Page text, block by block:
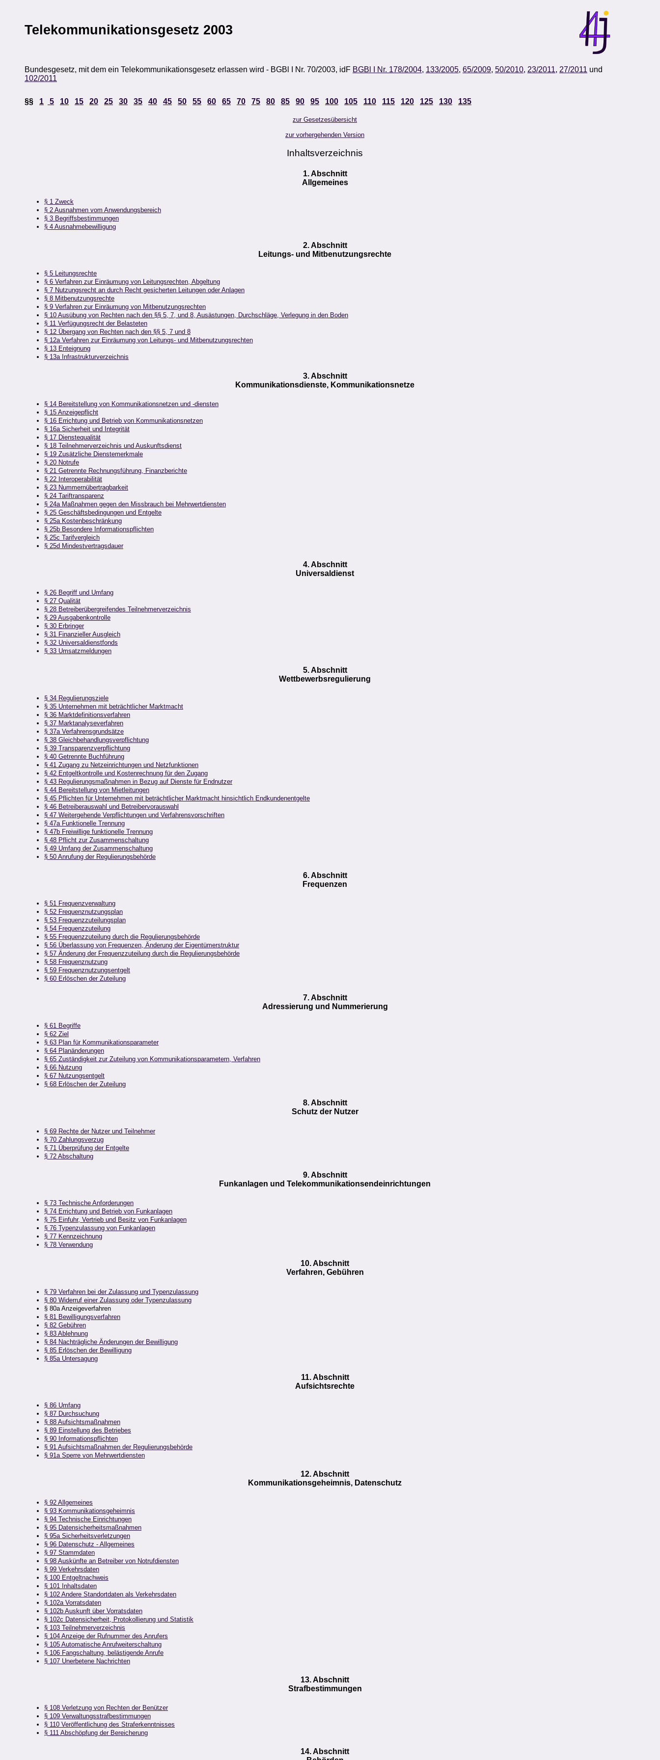
Telekommunikationsgesetz 2003
Bundesgesetz, mit dem ein Telekommunikationsgesetz erlassen wird - BGBl I Nr. 70/2003, idF BGBl I Nr. 178/2004, 133/2005, 65/2009, 50/2010, 23/2011, 27/2011 und
102/2011
§§ 1 5 10 15 20 25 30 35 40 45 50 55 60 65 70 75 80 85 90 95 100 105 110 115 120 125 130 135
zur Gesetzesübersicht
zur vorhergehenden Version
Inhaltsverzeichnis
1. Abschnitt
Allgemeines
§ 1 Zweck
§ 2 Ausnahmen vom Anwendungsbereich
§ 3 Begriffsbestimmungen
§ 4 Ausnahmebewilligung
2. Abschnitt
Leitungs- und Mitbenutzungsrechte
§ 5 Leitungsrechte
§ 6 Verfahren zur Einräumung von Leitungsrechten, Abgeltung
§ 7 Nutzungsrecht an durch Recht gesicherten Leitungen oder Anlagen
§ 8 Mitbenutzungsrechte
§ 9 Verfahren zur Einräumung von Mitbenutzungsrechten
§ 10 Ausübung von Rechten nach den §§ 5, 7, und 8, Ausästungen, Durchschläge, Verlegung in den Boden
§ 11 Verfügungsrecht der Belasteten
§ 12 Übergang von Rechten nach den §§ 5, 7 und 8
§ 12a Verfahren zur Einräumung von Leitungs- und Mitbenutzungsrechten
§ 13 Enteignung
§ 13a Infrastrukturverzeichnis
3. Abschnitt
Kommunikationsdienste, Kommunikationsnetze
§ 14 Bereitstellung von Kommunikationsnetzen und -diensten
§ 15 Anzeigepflicht
§ 16 Errichtung und Betrieb von Kommunikationsnetzen
§ 16a Sicherheit und Integrität
§ 17 Dienstequalität
§ 18 Teilnehmerverzeichnis und Auskunftsdienst
§ 19 Zusätzliche Dienstemerkmale
§ 20 Notrufe
§ 21 Getrennte Rechnungsführung, Finanzberichte
§ 22 Interoperabilität
§ 23 Nummernübertragbarkeit
§ 24 Tariftransparenz
§ 24a Maßnahmen gegen den Missbrauch bei Mehrwertdiensten
§ 25 Geschäftsbedingungen und Entgelte
§ 25a Kostenbeschränkung
§ 25b Besondere Informationspflichten
§ 25c Tarifvergleich
§ 25d Mindestvertragsdauer
4. Abschnitt
Universaldienst
§ 26 Begriff und Umfang
§ 27 Qualität
§ 28 Betreiberübergreifendes Teilnehmerverzeichnis
§ 29 Ausgabenkontrolle
§ 30 Erbringer
§ 31 Finanzieller Ausgleich
§ 32 Universaldienstfonds
§ 33 Umsatzmeldungen
5. Abschnitt
Wettbewerbsregulierung
§ 34 Regulierungsziele
§ 35 Unternehmen mit beträchtlicher Marktmacht
§ 36 Marktdefinitionsverfahren
§ 37 Marktanalyseverfahren
§ 37a Verfahrensgrundsätze
§ 38 Gleichbehandlungsverpflichtung
§ 39 Transparenzverpflichtung
§ 40 Getrennte Buchführung
§ 41 Zugang zu Netzeinrichtungen und Netzfunktionen
§ 42 Entgeltkontrolle und Kostenrechnung für den Zugang
§ 43 Regulierungsmaßnahmen in Bezug auf Dienste für Endnutzer
§ 44 Bereitstellung von Mietleitungen
§ 45 Pflichten für Unternehmen mit beträchtlicher Marktmacht hinsichtlich Endkundenentgelte
§ 46 Betreiberauswahl und Betreibervorauswahl
§ 47 Weitergehende Verpflichtungen und Verfahrensvorschriften
§ 47a Funktionelle Trennung
§ 47b Freiwillige funktionelle Trennung
§ 48 Pflicht zur Zusammenschaltung
§ 49 Umfang der Zusammenschaltung
§ 50 Anrufung der Regulierungsbehörde
6. Abschnitt
Frequenzen
§ 51 Frequenzverwaltung
§ 52 Frequenznutzungsplan
§ 53 Frequenzzuteilungsplan
§ 54 Frequenzzuteilung
§ 55 Frequenzzuteilung durch die Regulierungsbehörde
§ 56 Überlassung von Frequenzen, Änderung der Eigentümerstruktur
§ 57 Änderung der Frequenzzuteilung durch die Regulierungsbehörde
§ 58 Frequenznutzung
§ 59 Frequenznutzungsentgelt
§ 60 Erlöschen der Zuteilung
7. Abschnitt
Adressierung und Nummerierung
§ 61 Begriffe
§ 62 Ziel
§ 63 Plan für Kommunikationsparameter
§ 64 Planänderungen
§ 65 Zuständigkeit zur Zuteilung von Kommunikationsparametern, Verfahren
§ 66 Nutzung
§ 67 Nutzungsentgelt
§ 68 Erlöschen der Zuteilung
8. Abschnitt
Schutz der Nutzer
§ 69 Rechte der Nutzer und Teilnehmer
§ 70 Zahlungsverzug
§ 71 Überprüfung der Entgelte
§ 72 Abschaltung
9. Abschnitt
Funkanlagen und Telekommunikationsendeinrichtungen
§ 73 Technische Anforderungen
§ 74 Errichtung und Betrieb von Funkanlagen
§ 75 Einfuhr, Vertrieb und Besitz von Funkanlagen
§ 76 Typenzulassung von Funkanlagen
§ 77 Kennzeichnung
§ 78 Verwendung
10. Abschnitt
Verfahren, Gebühren
§ 79 Verfahren bei der Zulassung und Typenzulassung
§ 80 Widerruf einer Zulassung oder Typenzulassung
§ 80a Anzeigeverfahren
§ 81 Bewilligungsverfahren
§ 82 Gebühren
§ 83 Ablehnung
§ 84 Nachträgliche Änderungen der Bewilligung
§ 85 Erlöschen der Bewilligung
§ 85a Untersagung
11. Abschnitt
Aufsichtsrechte
§ 86 Umfang
§ 87 Durchsuchung
§ 88 Aufsichtsmaßnahmen
§ 89 Einstellung des Betriebes
§ 90 Informationspflichten
§ 91 Aufsichtsmaßnahmen der Regulierungsbehörde
§ 91a Sperre von Mehrwertdiensten
12. Abschnitt
Kommunikationsgeheimnis, Datenschutz
§ 92 Allgemeines
§ 93 Kommunikationsgeheimnis
§ 94 Technische Einrichtungen
§ 95 Datensicherheitsmaßnahmen
§ 95a Sicherheitsverletzungen
§ 96 Datenschutz - Allgemeines
§ 97 Stammdaten
§ 98 Auskünfte an Betreiber von Notrufdiensten
§ 99 Verkehrsdaten
§ 100 Entgeltnachweis
§ 101 Inhaltsdaten
§ 102 Andere Standortdaten als Verkehrsdaten
§ 102a Vorratsdaten
§ 102b Auskunft über Vorratsdaten
§ 102c Datensicherheit, Protokollierung und Statistik
§ 103 Teilnehmerverzeichnis
§ 104 Anzeige der Rufnummer des Anrufers
§ 105 Automatische Anrufweiterschaltung
§ 106 Fangschaltung, belästigende Anrufe
§ 107 Unerbetene Nachrichten
13. Abschnitt
Strafbestimmungen
§ 108 Verletzung von Rechten der Benützer
§ 109 Verwaltungsstrafbestimmungen
§ 110 Veröffentlichung des Straferkenntnisses
§ 111 Abschöpfung der Bereicherung
14. Abschnitt